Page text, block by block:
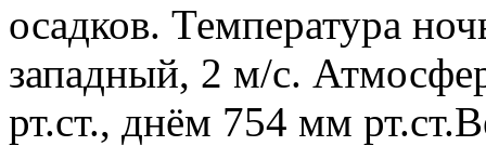
осадков. Температура
западный, 2 м/с.
рт.ст., днём 754 мм